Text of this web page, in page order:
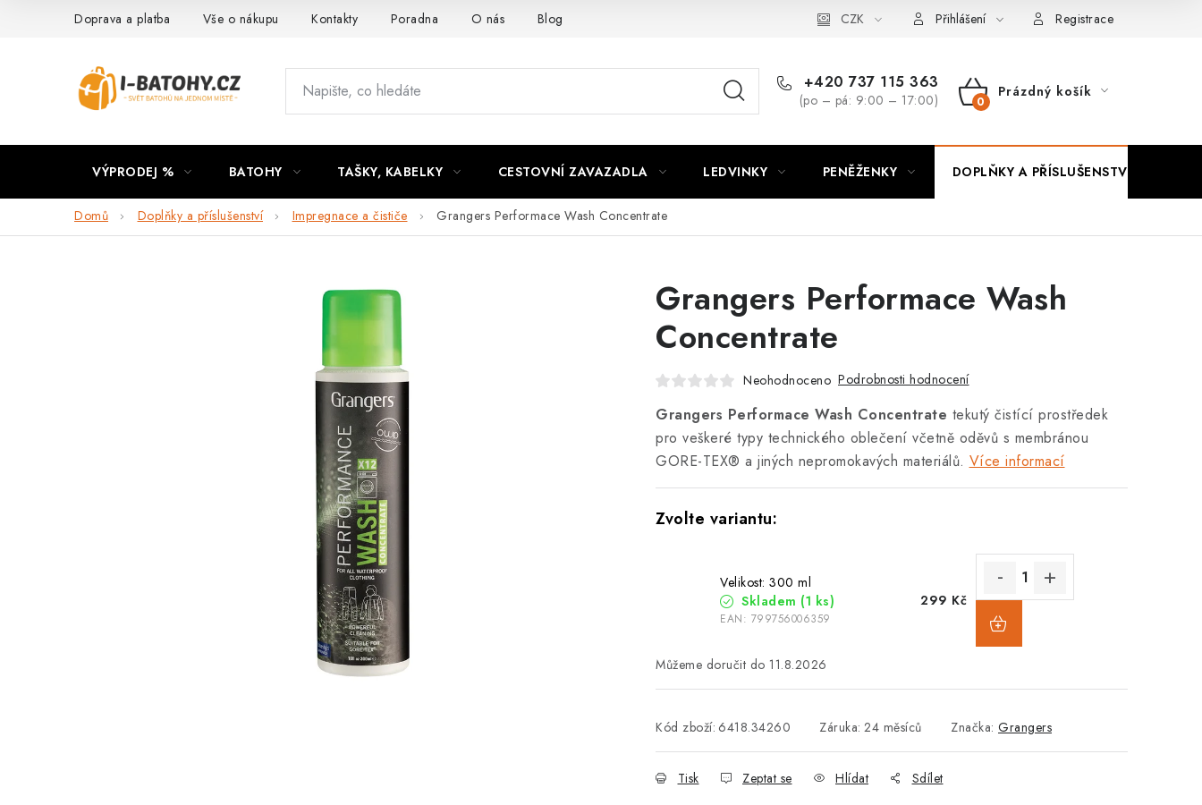
Doprava a platba Vše o nákupu Kontakty Poradna O nás Blog CZK Přihlášení Registrace
+420 737 115 363
(po – pá: 9:00 – 17:00)
NÁKUPNÍ
Prázdný košík
VÝPRODEJ % BATOHY TAŠKY, KABELKY CESTOVNÍ ZAVAZADLA LEDVINKY PENĚŽENKY DOPLŇKY A PŘÍSLUŠENSTVÍ
Domů Doplňky a příslušenství Impregnace a čističe Grangers Performace Wash Concentrate
Grangers Performace Wash
Concentrate
Neohodnoceno Podrobnosti hodnocení
Grangers Performace Wash Concentrate tekutý čistící prostředek
pro veškeré typy technického oblečení včetně oděvů s membránou
GORE-TEX® a jiných nepromokavých materiálů. Více informací
Velikost: 300 ml
Skladem (1 ks)
EAN: 799756006359
299 Kč
11.8.2026
Kód zboží: 6418.34260 Záruka: 24 měsíců Značka: Grangers
Tisk Zeptat se Hlídat Sdílet